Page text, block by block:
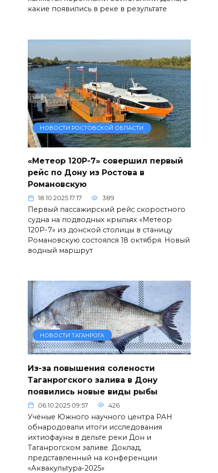
какие появились в реке в результате
НОВОСТИ РОСТОВСКОЙ ОБЛАСТИ
«Метеор 120Р-7» совершил первый
рейс по Дону из Ростова в
Романовскую
18.10.2025 17:17 389
Первый пассажирский рейс скоростного
судна на подводных крыльях «Метеор
120Р-7» из донской столицы в станицу
Романовскую состоялся 18 октября. Новый
водный маршрут
НОВОСТИ ТАГАНРОГА
Из-за повышения солености
Таганрогского залива в Дону
появились новые виды рыбы
06.10.2025 09:57 426
Учёные Южного научного центра РАН
обнародовали итоги исследования
ихтиофауны в дельте реки Дон и
Таганрогском заливе. Доклад,
представленный на конференции
«Аквакультура-2025»